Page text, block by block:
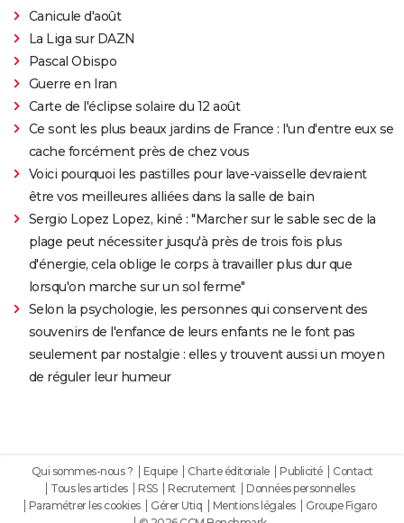
Canicule d'août
La Liga sur DAZN
Pascal Obispo
Guerre en Iran
Carte de l'éclipse solaire du 12 août
Ce sont les plus beaux jardins de France : l'un d'entre eux se
cache forcément près de chez vous
Voici pourquoi les pastilles pour lave-vaisselle devraient
être vos meilleures alliées dans la salle de bain
Sergio Lopez Lopez, kiné : "Marcher sur le sable sec de la
plage peut nécessiter jusqu'à près de trois fois plus
d'énergie, cela oblige le corps à travailler plus dur que
lorsqu'on marche sur un sol ferme"
Selon la psychologie, les personnes qui conservent des
souvenirs de l'enfance de leurs enfants ne le font pas
seulement par nostalgie : elles y trouvent aussi un moyen
de réguler leur humeur
Qui sommes-nous ? Equipe Charte éditoriale Publicité
Contact
Tous les articles
RSS Recrutement
Données personnelles
Paramétrer les cookies
Gérer Utiq Mentions légales
Groupe Figaro